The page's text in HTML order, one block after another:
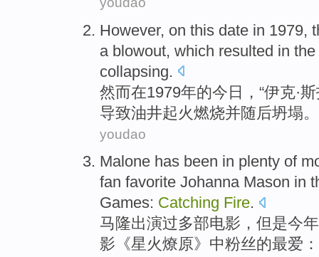
However, on this date in 1979,
a blowout, which resulted in
collapsing.
然而在1979年的今日，“伊克·
导致油井起火燃烧并随后坍塌。
youdao
Malone has been in plenty of
fan favorite Johanna Mason in
Games: Catching Fire.
马隆出演过多部电影， 但是今年
影《星火燎原》 中粉丝的最爱 ：